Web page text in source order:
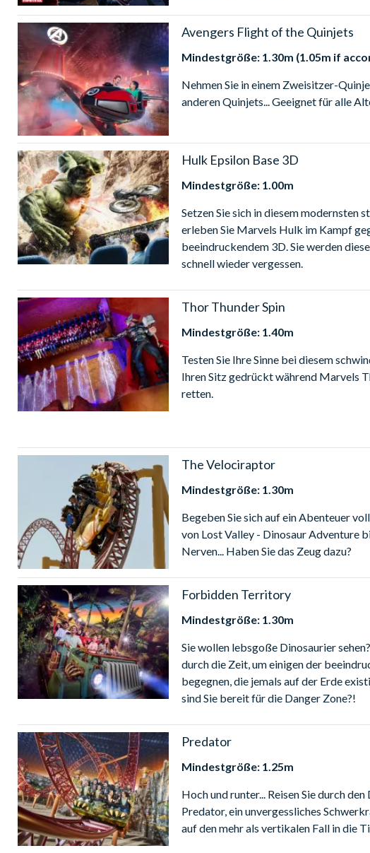
Avengers Flight of the Quinjets
Mindestgröße: 1.30m (1.05m if
Nehmen Sie in einem Zweisitzer-
anderen Quinjets... Geeignet für alle
Hulk Epsilon Base 3D
Mindestgröße: 1.00m
Setzen Sie sich in diesem modernsten
erleben Sie Marvels Hulk im Kampf
beeindruckendem 3D. Sie werden
schnell wieder vergessen.
Thor Thunder Spin
Mindestgröße: 1.40m
Testen Sie Ihre Sinne bei diesem
Ihren Sitz gedrückt während Marvels
retten.
The Velociraptor
Mindestgröße: 1.30m
Begeben Sie sich auf ein Abenteuer
von Lost Valley - Dinosaur Adventure
Nerven... Haben Sie das Zeug dazu?
Forbidden Territory
Mindestgröße: 1.30m
Sie wollen lebsgoße Dinosaurier
durch die Zeit, um einigen der
begegnen, die jemals auf der Erde
sind Sie bereit für die Danger Zone?!
Predator
Mindestgröße: 1.25m
Hoch und runter... Reisen Sie durch
Predator, ein unvergessliches
auf den mehr als vertikalen Fall in die